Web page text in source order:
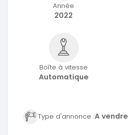
Année
2022
Boîte à vitesse
Automatique
Type d'annonce :A vendre